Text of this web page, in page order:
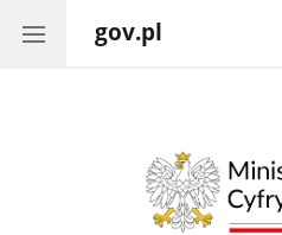
gov.pl